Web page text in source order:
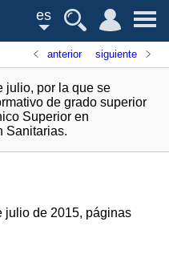
es
anterior siguiente
julio, por la que se
de grado superior
Superior en
Sanitarias.
julio de 2015, páginas